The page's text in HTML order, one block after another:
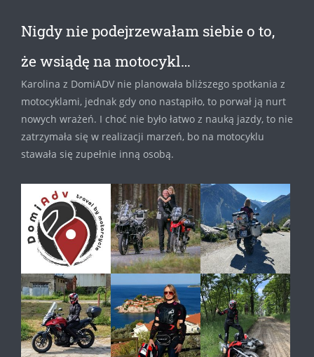
Nigdy nie podejrzewałam siebie o to,
że wsiądę na motocykl…
Karolina z DomiADV nie planowała bliższego spotkania z
motocyklami, jednak gdy ono nastąpiło, to porwał ją nurt
nowych wrażeń. I choć nie było łatwo z nauką jazdy, to nie
zatrzymała się w realizacji marzeń, bo na motocyklu
stawała się zupełnie inną osobą.